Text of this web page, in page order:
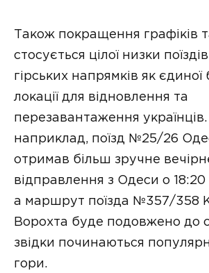
Також покращення графіків
стосується цілої низки
гірських напрямків як єдиної
локації для відновлення та
перезавантаження українців.
наприклад, поїзд №25/26
отримав більш зручне
відправлення з Одеси о 18:20
а маршрут поїзда №357/358
Ворохта буде подовжено до
звідки починаються
гори.